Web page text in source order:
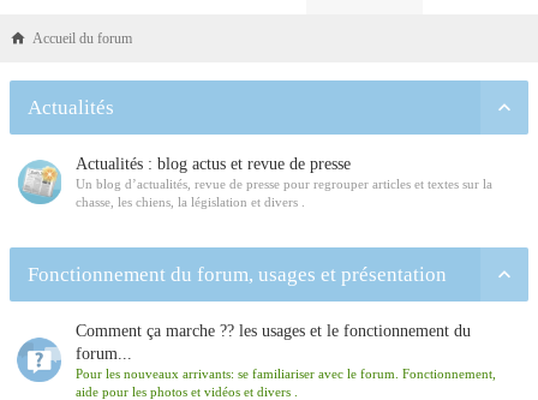
Accueil du forum
Actualités
Actualités : blog actus et revue de presse
Un blog d’actualités, revue de presse pour regrouper articles et textes sur la
chasse, les chiens, la législation et divers .
Fonctionnement du forum, usages et présentation
Comment ça marche ?? les usages et le fonctionnement du
forum...
Pour les nouveaux arrivants: se familiariser avec le forum. Fonctionnement,
aide pour les photos et vidéos et divers .